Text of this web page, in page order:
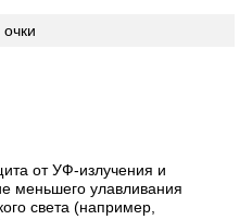
от УФ-излучения и
меньшего улавливания
света (например,